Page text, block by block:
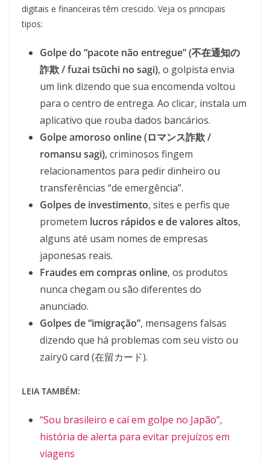
digitais e financeiras têm crescido. Veja os principais
tipos:
Golpe do “pacote não entregue” (不在通知の
詐欺 / fuzai tsūchi no sagi), o golpista envia
um link dizendo que sua encomenda voltou
para o centro de entrega. Ao clicar, instala um
aplicativo que rouba dados bancários.
Golpe amoroso online (ロマンス詐欺 /
romansu sagi), criminosos fingem
relacionamentos para pedir dinheiro ou
transferências “de emergência”.
Golpes de investimento, sites e perfis que
prometem lucros rápidos e de valores altos,
alguns até usam nomes de empresas
japonesas reais.
Fraudes em compras online, os produtos
nunca chegam ou são diferentes do
anunciado.
Golpes de “imigração”, mensagens falsas
dizendo que há problemas com seu visto ou
zairyū card (在留カード).
LEIA TAMBÉM:
“Sou brasileiro e caí em golpe no Japão”,
história de alerta para evitar prejuízos em
viagens